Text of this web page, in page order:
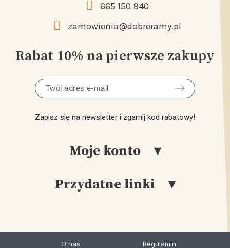
Moje konto
Logowanie
Przydatne linki
665 150 940
zamowienia@dobreramy.pl
Rabat 10% na pierwsze zakupy
Zapisz się na newsletter i zgarnij kod rabatowy!
O nas
Regulamin